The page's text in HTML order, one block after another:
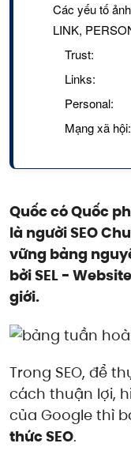
Các yếu tố
LINK,
Trust:
Links:
Personal:
Mạng xã hội:
Quốc có Quốc
là người SEO
vững bảng
bởi SEL -
giới.
Trong SEO, để
cách thuận lợi,
của Google thì
thức SEO.